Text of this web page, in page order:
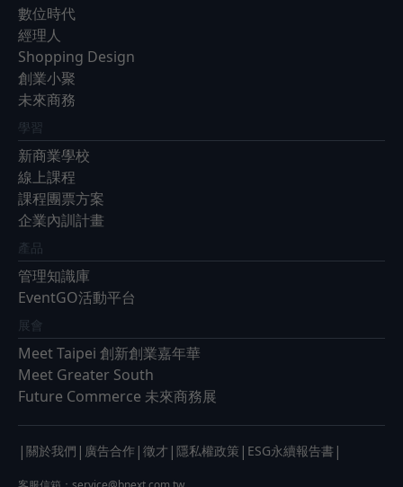
數位時代
經理人
Shopping Design
創業小聚
未來商務
學習
新商業學校
線上課程
課程團票方案
企業內訓計畫
產品
管理知識庫
EventGO活動平台
展會
Meet Taipei 創新創業嘉年華
Meet Greater South
Future Commerce 未來商務展
| 關於我們 | 廣告合作 | 徵才 | 隱私權政策 | ESG永續報告書 |